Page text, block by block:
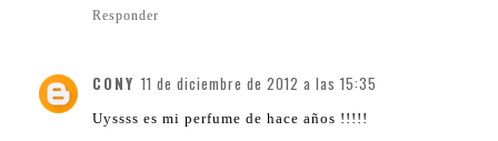
Responder
CONY 11 de diciembre de 2012 a las 15:35
Uyssss es mi perfume de hace años !!!!!